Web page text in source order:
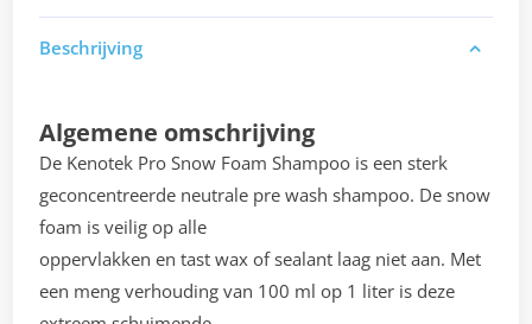
Beschrijving
Algemene omschrijving
De Kenotek Pro Snow Foam Shampoo is een sterk
geconcentreerde neutrale pre wash shampoo. De snow
foam is veilig op alle
oppervlakken en tast wax of sealant laag niet aan. Met
een meng verhouding van 100 ml op 1 liter is deze